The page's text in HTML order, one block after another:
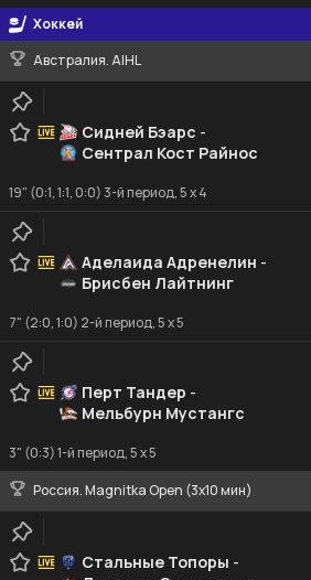
Хоккей
Австралия. AIHL
Сидней Бэарс -
Сентрал Кост Райнос
19" (0:1, 1:1, 0:0) 3-й период, 5 x 4
Аделаида Адренелин -
Брисбен Лайтнинг
7" (2:0, 1:0) 2-й период, 5 x 5
Перт Тандер -
Мельбурн Мустангс
3" (0:3) 1-й период, 5 x 5
Россия. Magnitka Open (3х10 мин)
Стальные Топоры -